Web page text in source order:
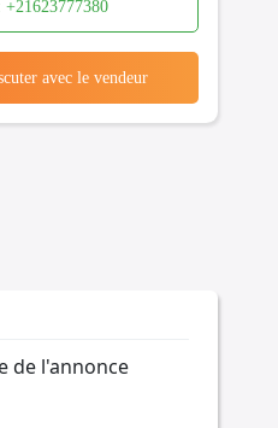
+21623777380
avec le vendeur